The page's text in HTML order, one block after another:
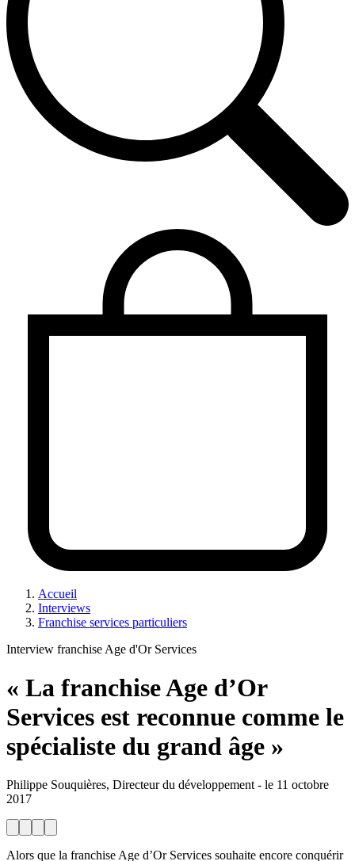
Accueil
Interviews
Franchise services particuliers
Interview franchise Age d'Or Services
« La franchise Age d’Or
Services est reconnue comme le
spécialiste du grand âge »
Philippe Souquières, Directeur du développement- le 11 octobre
2017
Alors que la franchise Age d’Or Services souhaite encore conquérir